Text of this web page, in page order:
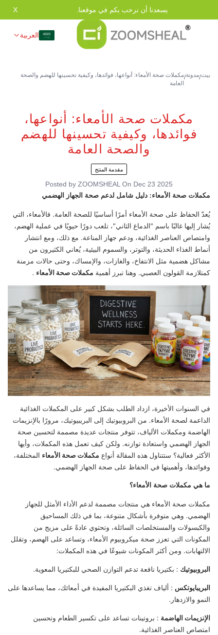
يسعدنا أن نرحب بكم في موقعنا. X
العربية
بيت/مدونة/مكملات صحة الأمعاء: أنواعها، فوائدها، وكيفية تحسينها للهضم والصحة
العامة
مكملات صحة الأمعاء: أنواعها،
فوائدها، وكيفية تحسينها للهضم
والصحة العامة
مقدمة المنتج
Posted by ZOOMSHEAL On Dec 23 2025
مكملات صحة الأمعاء: دليل شامل لدعم صحة الجهاز الهضمي
يُعدّ الحفاظ على صحة الأمعاء أمرًا أساسيًا للصحة العامة. فالأمعاء، التي
يُشار إليها غالبًا باسم "الدماغ الثاني"، تلعب دورًا حيويًا في عملية الهضم،
وامتصاص العناصر الغذائية، ودعم جهاز المناعة. مع ذلك، ومع انتشار
أنماط الغذاء الحديثة، والتوتر، والسموم البيئية، يُعاني الكثيرون من
مشاكل هضمية مثل الانتفاخ، والغازات، والإمساك، وحتى حالات مزمنة
كمتلازمة القولون العصبي. وهنا تبرز أهمية مكملات صحة الأمعاء .
في السنوات الأخيرة، ازداد الطلب بشكل كبير على المكملات الغذائية
الداعمة لصحة الأمعاء. من البروبيوتيك إلى البريبيوتيك، مرورًا بالإنزيمات
الهاضمة ومكملات الألياف، تتوفر منتجات عديدة مصممة لتحسين صحة
الجهاز الهضمي واستعادة توازنه. ولكن كيف تعمل هذه المكملات، وأيها
الأكثر فعالية؟ ستتناول هذه المقالة أنواع مكملات صحة الأمعاء المختلفة،
وفوائدها، وأهميتها في الحفاظ على صحة الجهاز الهضمي.
ما هي مكملات صحة الأمعاء؟
مكملات صحة الأمعاء هي منتجات مصممة لدعم الأداء الأمثل للجهاز
الهضمي. وهي متوفرة بأشكال متنوعة، بما في ذلك المساحيق
والكبسولات والمستخلصات السائلة، وتحتوي عادةً على مزيج من
المكونات التي تعزز صحة ميكروبيوم الأمعاء، وتساعد على الهضم، وتقلل
الالتهابات. ومن أكثر المكونات شيوعًا في هذه المكملات:
البروبيوتيك : بكتيريا نافعة تدعم التوازن الصحي للبكتيريا المعوية.
البريبايوتكس : ألياف تغذي البكتيريا المفيدة في أمعائك، مما يساعدها على
النمو والازدهار.
الإنزيمات الهاضمة : بروتينات تساعد على تكسير الطعام وتحسين
امتصاص العناصر الغذائية.